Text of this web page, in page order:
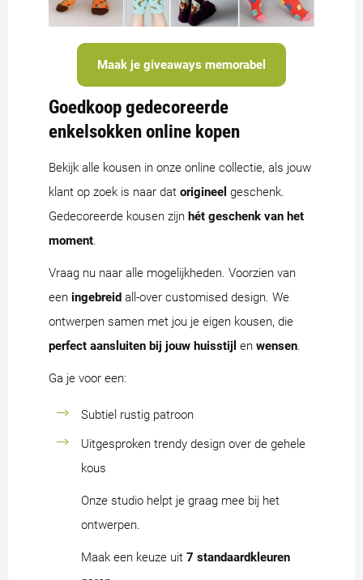
Maak je giveaways memorabel
Goedkoop gedecoreerde
enkelsokken online kopen
Bekijk alle kousen in onze online collectie, als jouw
klant op zoek is naar dat origineel geschenk.
Gedecoreerde kousen zijn hét geschenk van het
moment
Vraag nu naar alle mogelijkheden. Voorzien van
een ingebreid all-over customised design. We
ontwerpen samen met jou je eigen kousen, die
perfect aansluiten bij jouw huisstijl en wensen
Ga je voor een:
Subtiel rustig patroon
Uitgesproken trendy design over de gehele
kous
Onze studio helpt je graag mee bij het
ontwerpen.
Maak een keuze uit 7 standaardkleuren